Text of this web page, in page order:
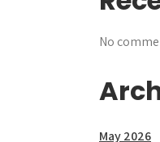
No
May 2026